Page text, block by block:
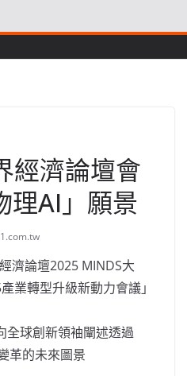
經濟論壇會
理AI」願景
濟論壇2025 MINDS大
業轉型升級新動力會議」
球創新領袖闡述透過
革的未來圖景